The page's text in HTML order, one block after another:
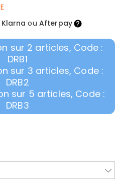
Klarna ou Afterpay
sur 2 articles, Code :
DRB1
sur 3 articles, Code :
DRB2
sur 5 articles, Code :
DRB3